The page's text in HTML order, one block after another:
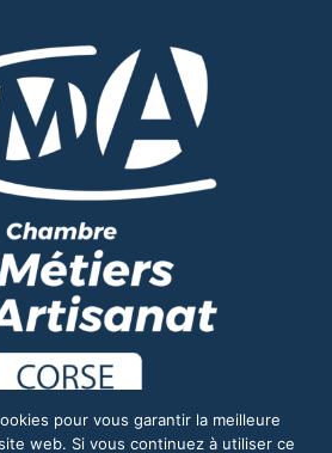
pour vous garantir la meilleure
web. Si vous continuez à utiliser ce